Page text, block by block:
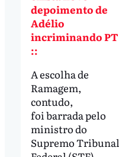
depoimento de
Adélio
incriminando PT
::
A escolha de
Ramagem,
contudo,
foi barrada pelo
ministro do
Supremo Tribunal